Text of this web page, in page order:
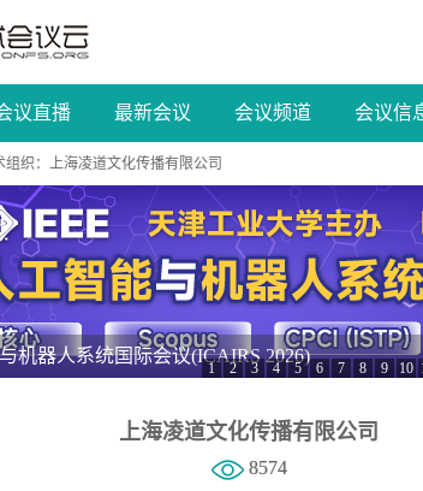
议直播 最新会议 会议频道 会议信
组织 ：上海凌道文化传播有限公司
机器人系统国际会议(ICAIRS 2026)
1 2 3 4 5 6 7 8 9 10
上海凌道文化传播有限公司
8574